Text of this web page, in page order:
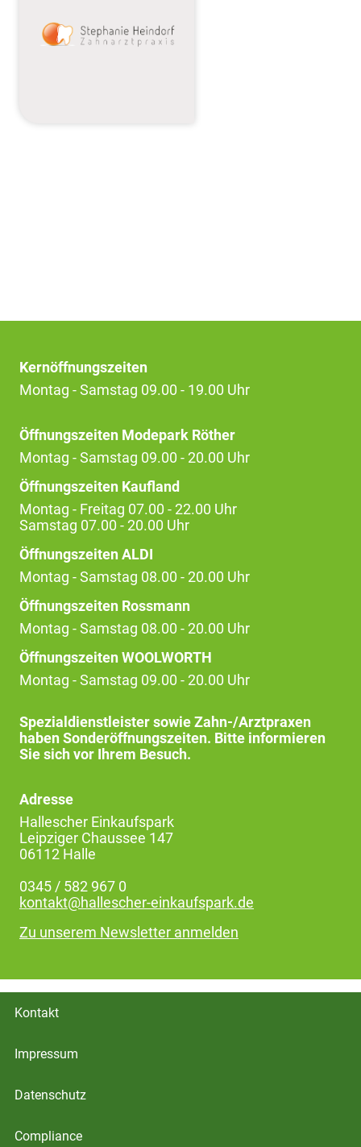
Kernöffnungszeiten
Montag - Samstag 09.00 - 19.00 Uhr
Öffnungszeiten Modepark Röther
Montag - Samstag 09.00 - 20.00 Uhr
Öffnungszeiten Kaufland
Montag - Freitag 07.00 - 22.00 Uhr
Samstag 07.00 - 20.00 Uhr
Öffnungszeiten ALDI
Montag - Samstag 08.00 - 20.00 Uhr
Öffnungszeiten Rossmann
Montag - Samstag 08.00 - 20.00 Uhr
Öffnungszeiten WOOLWORTH
Montag - Samstag 09.00 - 20.00 Uhr
Spezialdienstleister sowie Zahn-/Arztpraxen
haben Sonderöffnungszeiten. Bitte informieren
Sie sich vor Ihrem Besuch.
Adresse
Hallescher Einkaufspark
Leipziger Chaussee 147
06112 Halle
0345 / 582 967 0
kontakt@hallescher-einkaufspark.de
Zu unserem Newsletter anmelden
Kontakt
Impressum
Datenschutz
Compliance